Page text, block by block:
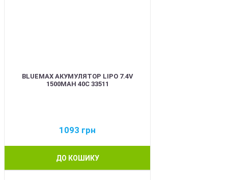
BLUEMAX АКУМУЛЯТОР LIPO 7.4V
1500MAH 40C 33511
1093 грн
ДО КОШИКУ